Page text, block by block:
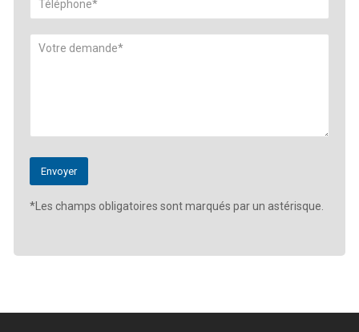
*Les champs obligatoires sont marqués par un astérisque.